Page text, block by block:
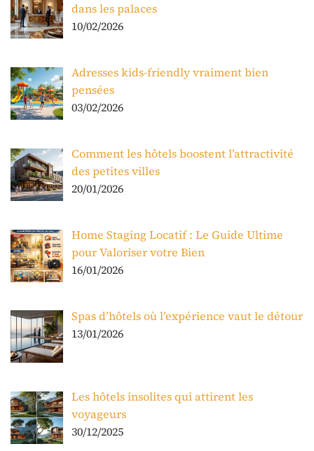
dans les palaces
10/02/2026
Adresses kids-friendly vraiment bien
pensées
03/02/2026
Comment les hôtels boostent l’attractivité
des petites villes
20/01/2026
Home Staging Locatif : Le Guide Ultime
pour Valoriser votre Bien
16/01/2026
Spas d’hôtels où l’expérience vaut le détour
13/01/2026
Les hôtels insolites qui attirent les
voyageurs
30/12/2025